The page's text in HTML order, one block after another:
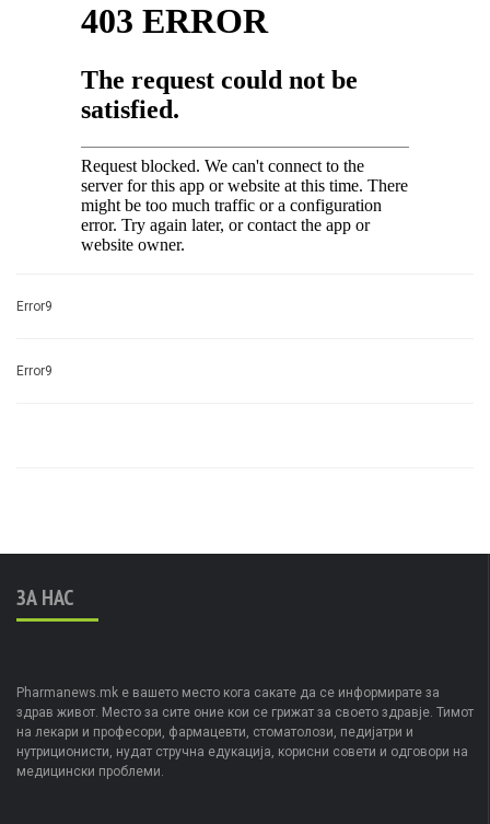
Error9
Error9
ЗА НАС
Pharmanews.mk е вашето место кога сакате да се информирате за
здрав живот. Место за сите оние кои се грижат за своето здравје. Тимот
на лекари и професори, фармацевти, стоматолози, педијатри и
нутриционисти, нудат стручна едукација, корисни совети и одговори на
медицински проблеми.